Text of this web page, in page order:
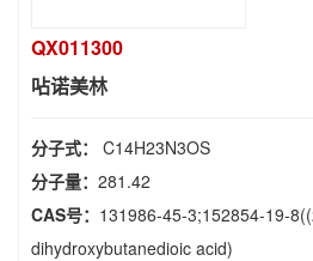
QX011300
呫诺美林
分子式： C14H23N3OS
分子量： 281.42
CAS号： 131986-45-3;152854-19-
dihydroxybutanedioic acid)